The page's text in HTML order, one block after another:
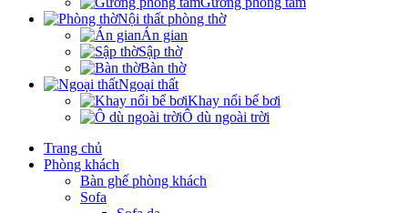
Nội thất phòng thờ
Án gian
Sập thờ
Bàn thờ
Ngoại thất
Khay nổi bể bơi
Ô dù ngoài trời
Trang chủ
Phòng khách
Bàn ghế phòng khách
Sofa